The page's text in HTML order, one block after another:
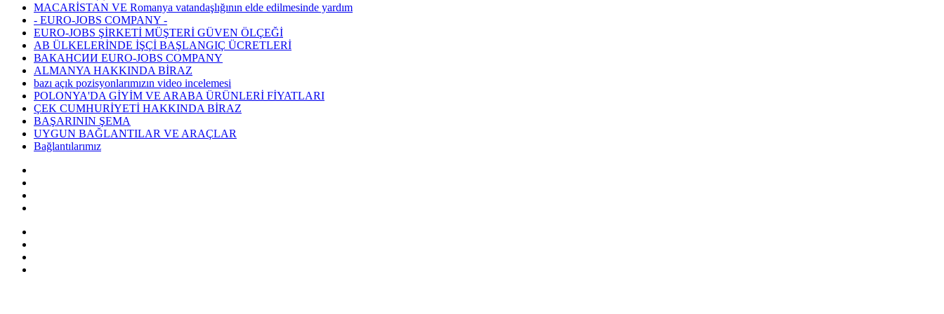
MACARİSTAN VE Romanya vatandaşlığının elde edilmesinde yardım
- EURO-JOBS COMPANY -
EURO-JOBS ŞİRKETİ MÜŞTERİ GÜVEN ÖLÇEĞİ
AB ÜLKELERİNDE İŞÇİ BAŞLANGIÇ ÜCRETLERİ
ВАКАНСИИ EURO-JOBS COMPANY
ALMANYA HAKKINDA BİRAZ
bazı açık pozisyonlarımızın video incelemesi
POLONYA'DA GİYİM VE ARABA ÜRÜNLERİ FİYATLARI
ÇEK CUMHURİYETİ HAKKINDA BİRAZ
BAŞARININ ŞEMA
UYGUN BAĞLANTILAR VE ARAÇLAR
Bağlantılarımız